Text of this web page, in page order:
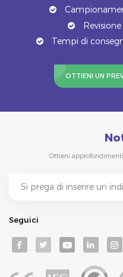
Tempi di
OTTIENI UN
Ottieni
Seguici